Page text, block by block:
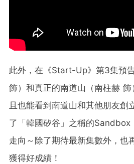
此外，在《Start-Up》第3集預
飾）和真正的南道山（南柱赫
且也能看到南道山和其他朋友創
了「韓國矽谷」之稱的Sandbox
走向～除了期待最新集數外，也
獲得好成績！